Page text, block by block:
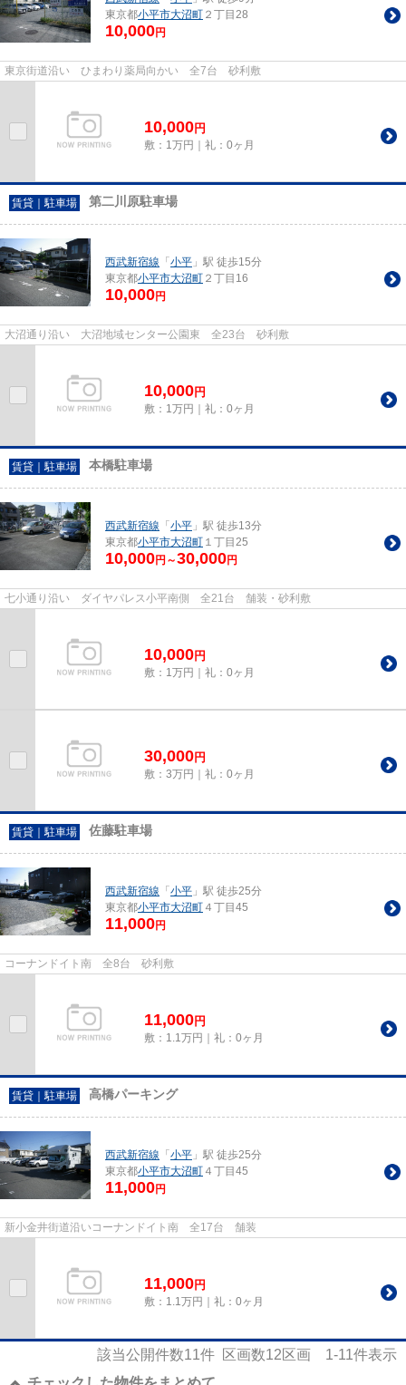
東京都小平市大沼町 ２丁目28
10,000円
東京街道沿い ひまわり薬局向かい 全7台 砂利敷
10,000円
敷：1万円｜礼：0ヶ月
賃貸｜駐車場 第二川原駐車場
西武新宿線 「 小平 」駅 徒歩15分
東京都小平市大沼町 ２丁目16
10,000円
大沼通り沿い 大沼地域センター公園東 全23台 砂利敷
10,000円
敷：1万円｜礼：0ヶ月
賃貸｜駐車場 本橋駐車場
西武新宿線 「 小平 」駅 徒歩13分
東京都小平市大沼町 １丁目25
10,000円～30,000円
七小通り沿い ダイヤパレス小平南側 全21台 舗装・砂利敷
10,000円
敷：1万円｜礼：0ヶ月
30,000円
敷：3万円｜礼：0ヶ月
賃貸｜駐車場 佐藤駐車場
西武新宿線 「 小平 」駅 徒歩25分
東京都小平市大沼町 ４丁目45
11,000円
コーナンドイト南 全8台 砂利敷
11,000円
敷：1.1万円｜礼：0ヶ月
賃貸｜駐車場 高橋パーキング
西武新宿線 「 小平 」駅 徒歩25分
東京都小平市大沼町 ４丁目45
11,000円
新小金井街道沿いコーナンドイト南 全17台 舗装
11,000円
敷：1.1万円｜礼：0ヶ月
該当公開件数11件 区画数12区画 1-11件表示